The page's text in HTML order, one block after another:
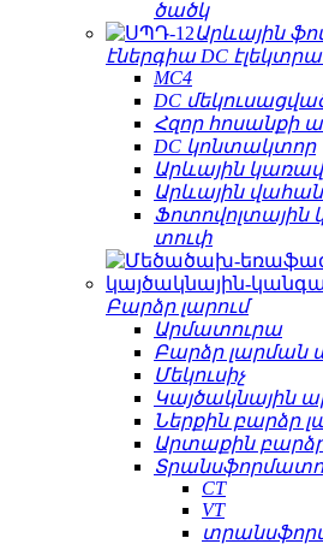
ծածկ
Արևային
էներգիա DC
MC4
DC
Հզոր հոսանքի
DC կոնտակտոր
Արևային
Արևային
Ֆոտովոլտային
տուփ
Բարձր լարում
Արմատուրա
Բարձր լարման
Մեկուսիչ
Կայծակնային
Ներքին բարձր
Արտաքին բարձր
CT
VT